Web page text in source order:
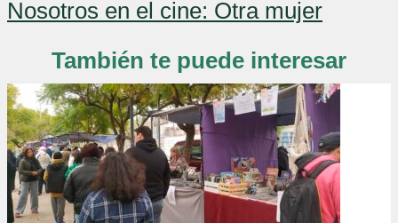
Nosotros en el cine: Otra mujer
También te puede interesar